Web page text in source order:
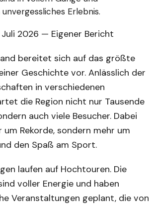
Erlebnis.
2026 — Eigener Bericht
bereitet sich auf das größte
Geschichte vor. Anlässlich der
in verschiedenen
die Region nicht nur Tausende
auch viele Besucher. Dabei
Rekorde, sondern mehr um
den Spaß am Sport.
laufen auf Hochtouren. Die
voller Energie und haben
Veranstaltungen geplant, die von